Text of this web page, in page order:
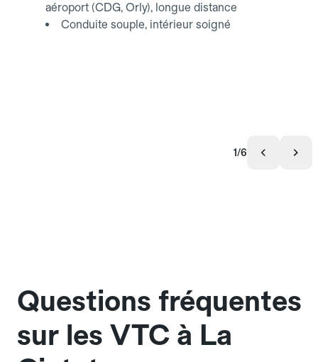
aéroport (CDG, Orly), longue distance
Conduite souple, intérieur soigné
1/6
Questions fréquentes
sur les VTC à La